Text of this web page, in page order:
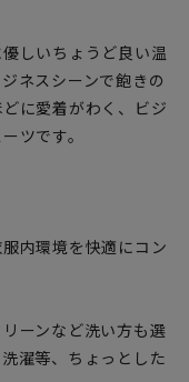
しいちょうど良い温
ネスシーンで飽きの
に愛着がわく、ビジ
ツです。
内環境を快適にコン
ーンなど洗い方も選
濯等、ちょっとした